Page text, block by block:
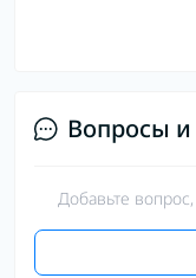
Вопросы и
Добавьте